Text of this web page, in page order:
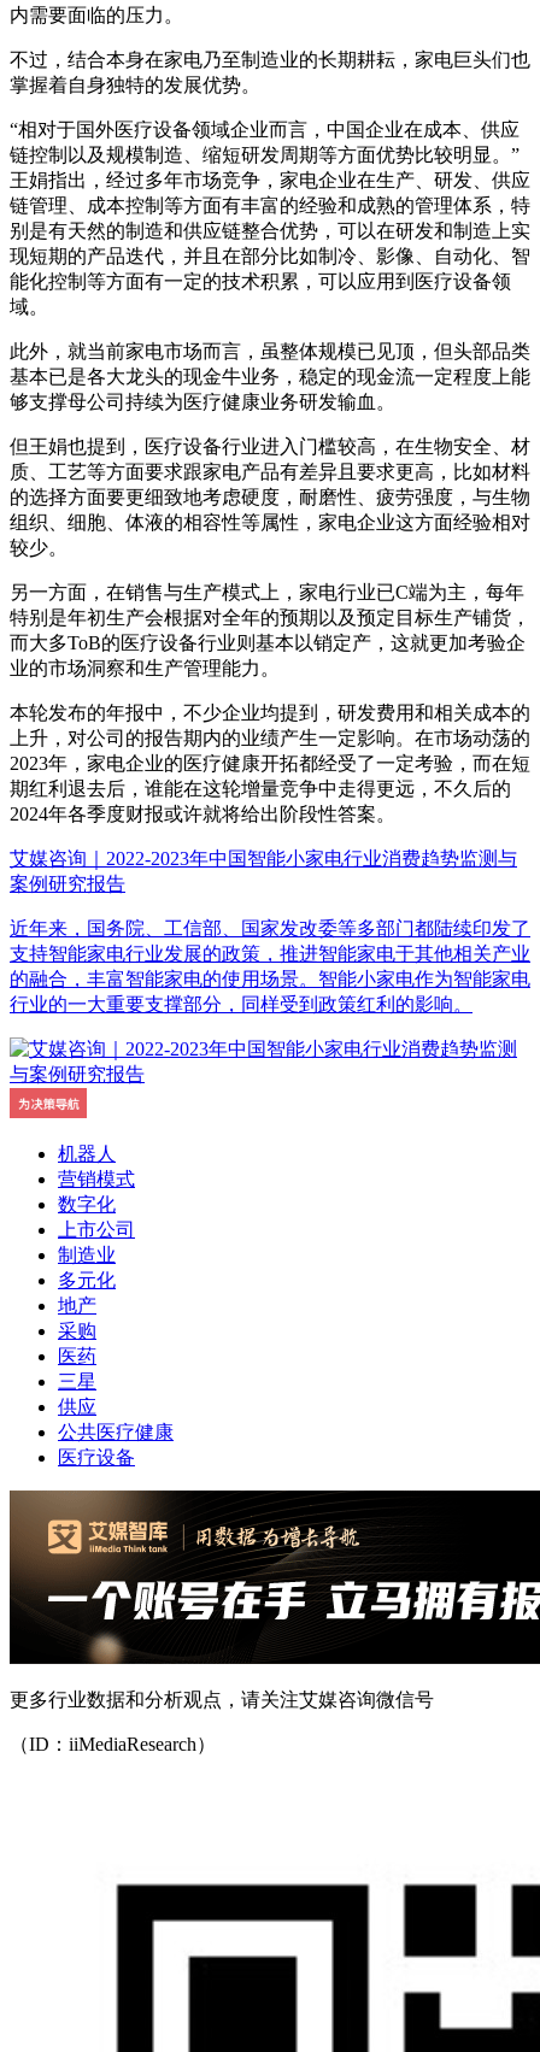
内需要面临的压力。
不过，结合本身在家电乃至制造业的长期耕耘，家电巨头们也
掌握着自身独特的发展优势。
“相对于国外医疗设备领域企业而言，中国企业在成本、供应
链控制以及规模制造、缩短研发周期等方面优势比较明显。”
王娟指出，经过多年市场竞争，家电企业在生产、研发、供应
链管理、成本控制等方面有丰富的经验和成熟的管理体系，特
别是有天然的制造和供应链整合优势，可以在研发和制造上实
现短期的产品迭代，并且在部分比如制冷、影像、自动化、智
能化控制等方面有一定的技术积累，可以应用到医疗设备领
域。
此外，就当前家电市场而言，虽整体规模已见顶，但头部品类
基本已是各大龙头的现金牛业务，稳定的现金流一定程度上能
够支撑母公司持续为医疗健康业务研发输血。
但王娟也提到，医疗设备行业进入门槛较高，在生物安全、材
质、工艺等方面要求跟家电产品有差异且要求更高，比如材料
的选择方面要更细致地考虑硬度，耐磨性、疲劳强度，与生物
组织、细胞、体液的相容性等属性，家电企业这方面经验相对
较少。
另一方面，在销售与生产模式上，家电行业已C端为主，每年
特别是年初生产会根据对全年的预期以及预定目标生产铺货，
而大多ToB的医疗设备行业则基本以销定产，这就更加考验企
业的市场洞察和生产管理能力。
本轮发布的年报中，不少企业均提到，研发费用和相关成本的
上升，对公司的报告期内的业绩产生一定影响。在市场动荡的
2023年，家电企业的医疗健康开拓都经受了一定考验，而在短
期红利退去后，谁能在这轮增量竞争中走得更远，不久后的
2024年各季度财报或许就将给出阶段性答案。
艾媒咨询｜2022-2023年中国智能小家电行业消费趋势监测与
案例研究报告
近年来，国务院、工信部、国家发改委等多部门都陆续印发了
支持智能家电行业发展的政策，推进智能家电于其他相关产业
的融合，丰富智能家电的使用场景。智能小家电作为智能家电
行业的一大重要支撑部分，同样受到政策红利的影响。
机器人
营销模式
数字化
上市公司
制造业
多元化
地产
采购
医药
三星
供应
公共医疗健康
医疗设备
更多行业数据和分析观点，请关注艾媒咨询微信号
（ID：iiMediaResearch）